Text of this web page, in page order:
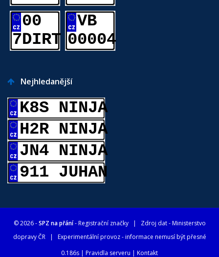
00
7DIRT
VB
00004
Nejhledanější
K8S NINJA
H2R NINJA
JN4 NINJA
911 JUHAN
© 2026 -SPZ na přání- Registrační značky| Zdroj dat -Ministerstvo
dopravy ČR| Experimentální provoz - informace nemusí být přesné
0.186s | Pravidla serveru | Kontakt